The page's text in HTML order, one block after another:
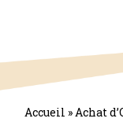
Accueil »Achat